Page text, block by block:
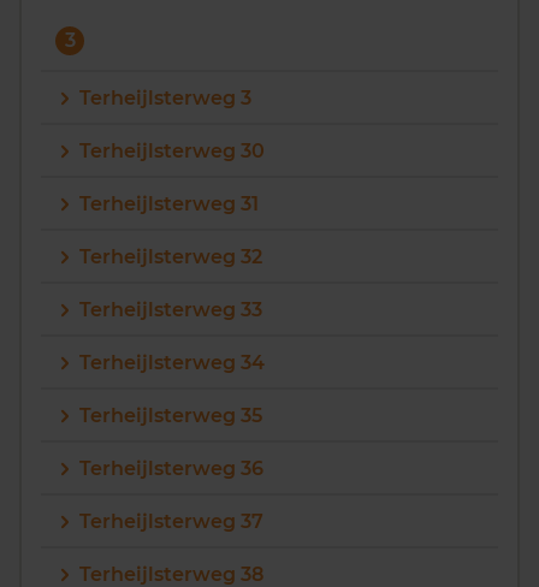
3
Terheijlsterweg 3
Terheijlsterweg 30
Terheijlsterweg 31
Terheijlsterweg 32
Terheijlsterweg 33
Terheijlsterweg 34
Terheijlsterweg 35
Terheijlsterweg 36
Terheijlsterweg 37
Terheijlsterweg 38